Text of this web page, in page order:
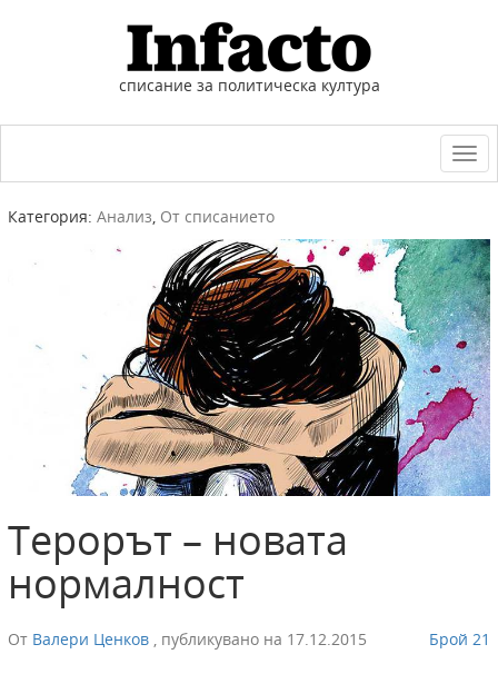
списание за политическа култура
Категория: Анализ, От списанието
Терорът – новата
нормалност
От Валери Ценков , публикувано на 17.12.2015 Брой 21